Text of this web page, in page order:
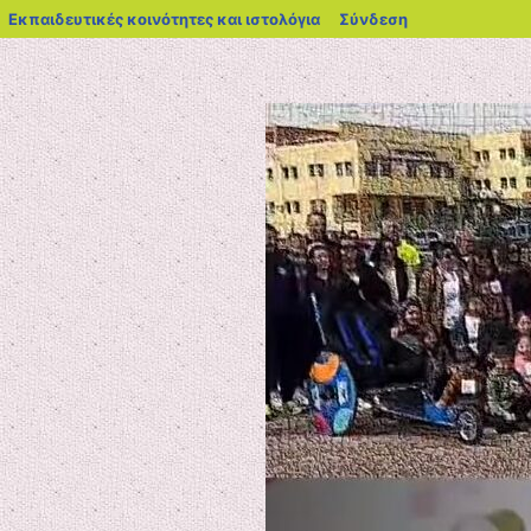
Εκπαιδευτικές κοινότητες και ιστολόγια blogs.sch.gr
Σύνδεση